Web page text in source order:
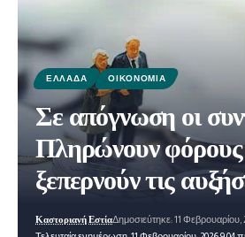
ΕΛΛΆΔΑ ΟΙΚΟΝΟΜΊΑ
Σε απόγνωση οι
Πληρώνουν
ξεπερνούν τις
Καστοριανή ΕστίαΔημοσιεύτηκε: 11 Φεβρουαρίου,